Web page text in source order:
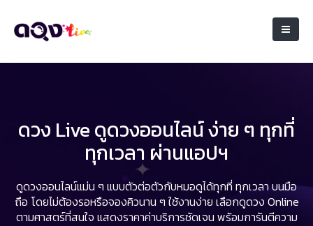
ดวง Live ดูดวงออนไลน์ ง่าย ๆ ทุกที่
ทุกเวลา ผ่านแอปฯ
ดูดวงออนไลน์แม่น ๆ แบบตัวต่อตัวกับหมอดูได้ทุกที่ ทุกเวลา บนมือ
ถือ โดยไม่ต้องรอหรือจองคิวนาน ๆ ใช้งานง่าย เลือกดูดวง Online
ตามศาสตร์ที่สนใจ แสดงราคาค่าบริการชัดเจน พร้อมการันตีความ